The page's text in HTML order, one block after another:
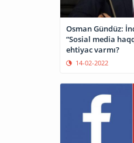
Osman Gündüz:
“Sosial media
ehtiyac varmı?
14-02-2022